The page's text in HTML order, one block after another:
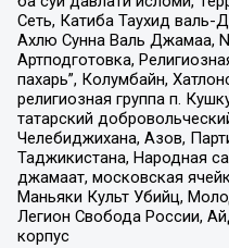
Сеть, Катиба Таухид
Ахлю Сунна Валь Джамаа,
Артподготовка,
пахарь”, Колумбайн,
религиозная группа п.
татарский
Челебиджихана, Азов,
Таджикистана, Народная
джамаат, московская
Маньяки Культ Убийц,
Легион Свобода России,
корпус